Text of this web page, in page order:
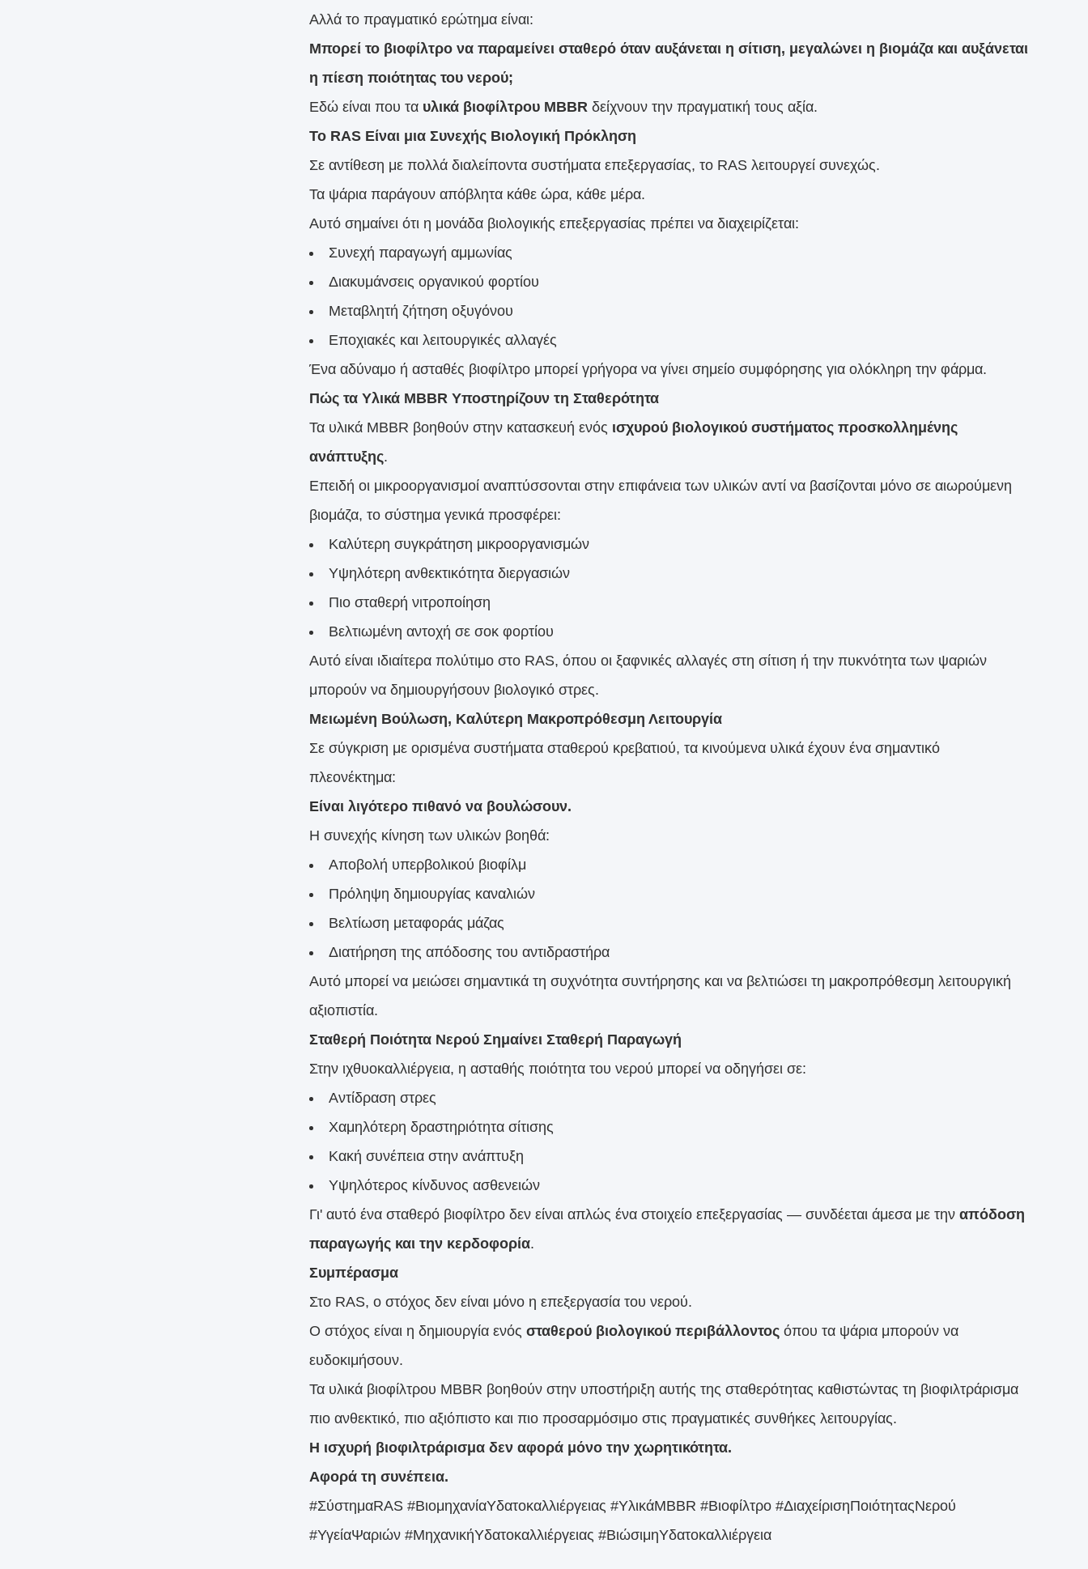
Αλλά το πραγματικό ερώτημα είναι:
Μπορεί το βιοφίλτρο να παραμείνει σταθερό όταν αυξάνεται η σίτιση, μεγαλώνει η βιομάζα και αυξάνεται
η πίεση ποιότητας του νερού;
Εδώ είναι που τα υλικά βιοφίλτρου MBBR δείχνουν την πραγματική τους αξία.
Το RAS Είναι μια Συνεχής Βιολογική Πρόκληση
Σε αντίθεση με πολλά διαλείποντα συστήματα επεξεργασίας, το RAS λειτουργεί συνεχώς.
Τα ψάρια παράγουν απόβλητα κάθε ώρα, κάθε μέρα.
Αυτό σημαίνει ότι η μονάδα βιολογικής επεξεργασίας πρέπει να διαχειρίζεται:
Συνεχή παραγωγή αμμωνίας
Διακυμάνσεις οργανικού φορτίου
Μεταβλητή ζήτηση οξυγόνου
Εποχιακές και λειτουργικές αλλαγές
Ένα αδύναμο ή ασταθές βιοφίλτρο μπορεί γρήγορα να γίνει σημείο συμφόρησης για ολόκληρη την φάρμα.
Πώς τα Υλικά MBBR Υποστηρίζουν τη Σταθερότητα
Τα υλικά MBBR βοηθούν στην κατασκευή ενός ισχυρού βιολογικού συστήματος προσκολλημένης
ανάπτυξης.
Επειδή οι μικροοργανισμοί αναπτύσσονται στην επιφάνεια των υλικών αντί να βασίζονται μόνο σε αιωρούμενη
βιομάζα, το σύστημα γενικά προσφέρει:
Καλύτερη συγκράτηση μικροοργανισμών
Υψηλότερη ανθεκτικότητα διεργασιών
Πιο σταθερή νιτροποίηση
Βελτιωμένη αντοχή σε σοκ φορτίου
Αυτό είναι ιδιαίτερα πολύτιμο στο RAS, όπου οι ξαφνικές αλλαγές στη σίτιση ή την πυκνότητα των ψαριών
μπορούν να δημιουργήσουν βιολογικό στρες.
Μειωμένη Βούλωση, Καλύτερη Μακροπρόθεσμη Λειτουργία
Σε σύγκριση με ορισμένα συστήματα σταθερού κρεβατιού, τα κινούμενα υλικά έχουν ένα σημαντικό
πλεονέκτημα:
Είναι λιγότερο πιθανό να βουλώσουν.
Η συνεχής κίνηση των υλικών βοηθά:
Αποβολή υπερβολικού βιοφίλμ
Πρόληψη δημιουργίας καναλιών
Βελτίωση μεταφοράς μάζας
Διατήρηση της απόδοσης του αντιδραστήρα
Αυτό μπορεί να μειώσει σημαντικά τη συχνότητα συντήρησης και να βελτιώσει τη μακροπρόθεσμη λειτουργική
αξιοπιστία.
Σταθερή Ποιότητα Νερού Σημαίνει Σταθερή Παραγωγή
Στην ιχθυοκαλλιέργεια, η ασταθής ποιότητα του νερού μπορεί να οδηγήσει σε:
Αντίδραση στρες
Χαμηλότερη δραστηριότητα σίτισης
Κακή συνέπεια στην ανάπτυξη
Υψηλότερος κίνδυνος ασθενειών
Γι' αυτό ένα σταθερό βιοφίλτρο δεν είναι απλώς ένα στοιχείο επεξεργασίας — συνδέεται άμεσα με την απόδοση
παραγωγής και την κερδοφορία.
Συμπέρασμα
Στο RAS, ο στόχος δεν είναι μόνο η επεξεργασία του νερού.
Ο στόχος είναι η δημιουργία ενός σταθερού βιολογικού περιβάλλοντος όπου τα ψάρια μπορούν να
ευδοκιμήσουν.
Τα υλικά βιοφίλτρου MBBR βοηθούν στην υποστήριξη αυτής της σταθερότητας καθιστώντας τη βιοφιλτράρισμα
πιο ανθεκτικό, πιο αξιόπιστο και πιο προσαρμόσιμο στις πραγματικές συνθήκες λειτουργίας.
Η ισχυρή βιοφιλτράρισμα δεν αφορά μόνο την χωρητικότητα.
Αφορά τη συνέπεια.
#ΣύστημαRAS #ΒιομηχανίαΥδατοκαλλιέργειας #ΥλικάMBBR #Βιοφίλτρο #ΔιαχείρισηΠοιότηταςΝερού
#ΥγείαΨαριών #ΜηχανικήΥδατοκαλλιέργειας #ΒιώσιμηΥδατοκαλλιέργεια